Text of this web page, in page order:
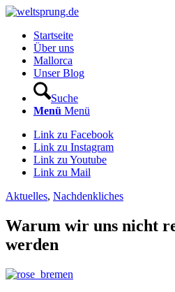
Startseite
Über uns
Mallorca
Unser Blog
Suche
Menü Menü
Link zu Facebook
Link zu Instagram
Link zu Youtube
Link zu Mail
Aktuelles, Nachdenkliches
Warum wir uns nicht
werden